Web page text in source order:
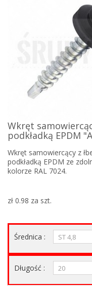
Wkręt
podkładką EPDM
Wkręt samowiercący z
podkładką EPDM ze
kolorze RAL 7024.
zł 0.98 za szt.
Średnica :
Długość :